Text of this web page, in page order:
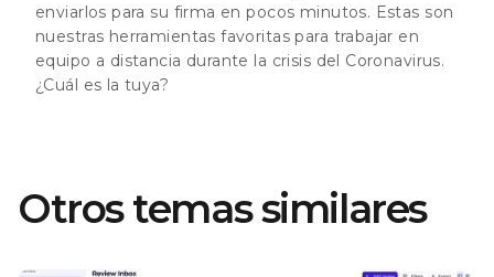
enviarlos para su firma en pocos minutos. Estas son
nuestras herramientas favoritas para trabajar en
equipo a distancia durante la crisis del Coronavirus.
¿Cuál es la tuya?
Otros temas similares